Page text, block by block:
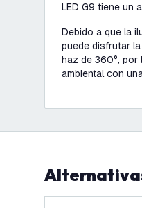
LED G9 tiene un
Debido a que la
puede disfrutar
haz de 360°, por
ambiental con